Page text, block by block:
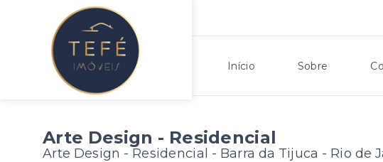
Início Sobre
Arte Design - Residencial
Arte Design - Residencial - Barra da Tijuca - Rio de